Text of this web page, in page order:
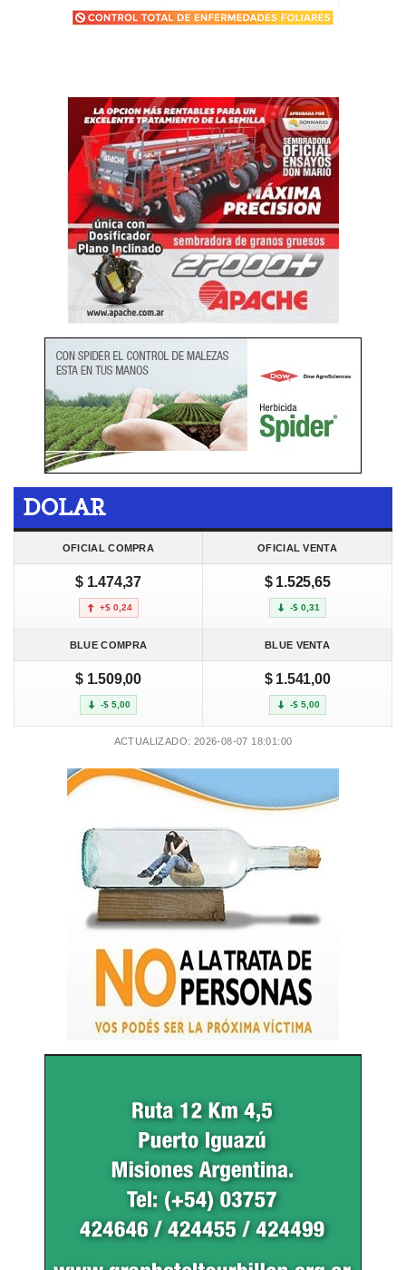
DOLAR
OFICIAL COMPRA OFICIAL VENTA
$ 1.474,37
+$ 0,24
$ 1.525,65
-$ 0,31
BLUE COMPRA BLUE VENTA
$ 1.509,00
-$ 5,00
$ 1.541,00
-$ 5,00
ACTUALIZADO: 2026-08-07 18:01:00